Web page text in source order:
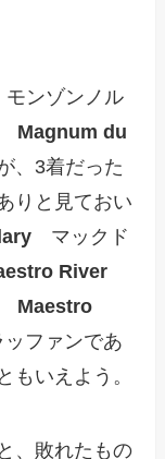
ンゾンノル
Magnum du
、3着だった
りと見ておい
マックド
River
Maestro
ファンであ
もいえよう。
、敗れたもの